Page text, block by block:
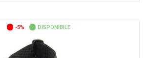
-5% DISPONIBILE